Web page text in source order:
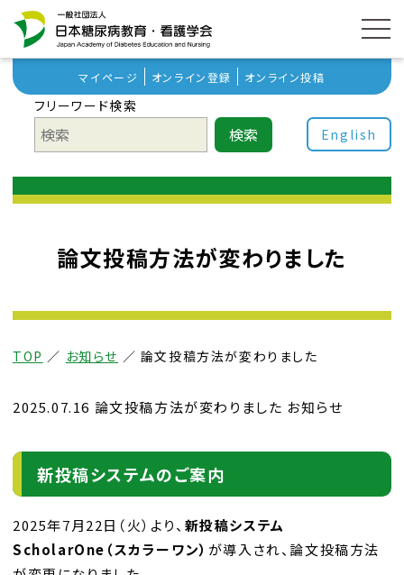
マイページ オンライン登録 オンライン投稿
フリーワード検索
検索 English
論文投稿方法が変わりました
TOP ／ お知らせ ／ 論文投稿方法が変わりました
2025.07.16 論文投稿方法が変わりました お知らせ
新投稿システムのご案内
2025年7月22日（火）より、 新投稿システム
ScholarOne（スカラーワン） が導入され、論文投稿方法